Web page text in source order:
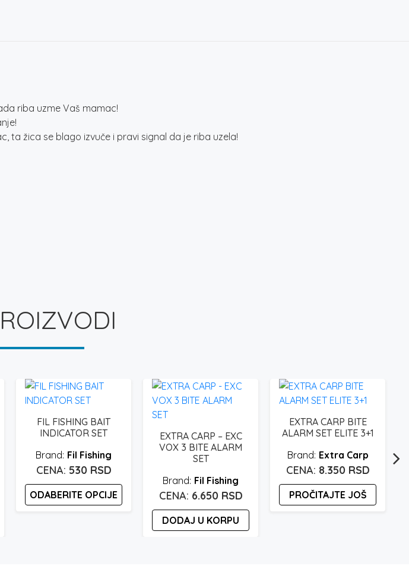
riba uzme Vaš mamac!
ta žica se blago izvuče i pravi signal da je riba uzela!
FIL FISHING BAIT
INDICATOR SET
Fil Fishing
530 RSD
ODABERITE OPCIJE
EXTRA CARP – EXC
VOX 3 BITE ALARM
SET
Fil Fishing
6.650 RSD
DODAJ U KORPU
EXTRA CARP BITE
ALARM SET ELITE 3+1
Extra Carp
8.350 RSD
PROČITAJTE JOŠ